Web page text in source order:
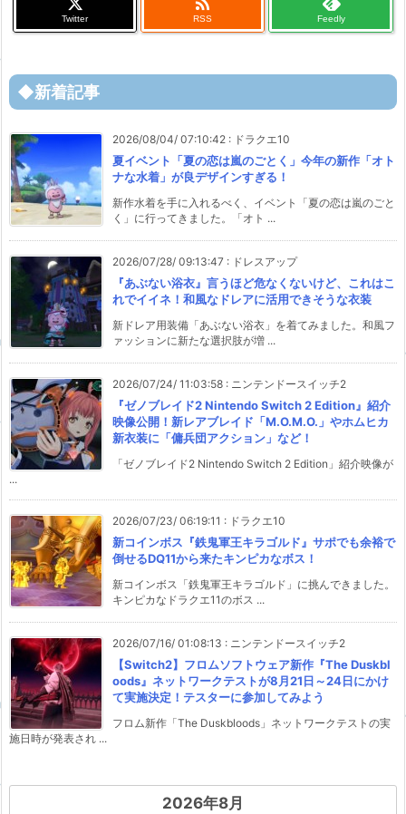
Twitter RSS Feedly
◆新着記事
2026/08/04/ 07:10:42 : ドラクエ10
夏イベント「夏の恋は嵐のごとく」今年の新作「オト
ナな水着」が良デザインすぎる！
新作水着を手に入れるべく、イベント「夏の恋は嵐のごと
く」に行ってきました。「オト ...
2026/07/28/ 09:13:47 : ドレスアップ
『あぶない浴衣』言うほど危なくないけど、これはこ
れでイイネ！和風なドレアに活用できそうな衣装
新ドレア用装備「あぶない浴衣」を着てみました。和風フ
ァッションに新たな選択肢が増 ...
2026/07/24/ 11:03:58 : ニンテンドースイッチ2
『ゼノブレイド2 Nintendo Switch 2 Edition』紹介
映像公開！新レアブレイド「M.O.M.O.」やホムヒカ
新衣装に「傭兵団アクション」など！
「ゼノブレイド2 Nintendo Switch 2 Edition」紹介映像が
...
2026/07/23/ 06:19:11 : ドラクエ10
新コインボス『鉄鬼軍王キラゴルド』サポでも余裕で
倒せるDQ11から来たキンピカなボス！
新コインボス「鉄鬼軍王キラゴルド」に挑んできました。
キンピカなドラクエ11のボス ...
2026/07/16/ 01:08:13 : ニンテンドースイッチ2
【Switch2】フロムソフトウェア新作『The Duskbl
oods』ネットワークテストが8月21日～24日にかけ
て実施決定！テスターに参加してみよう
フロム新作「The Duskbloods」ネットワークテストの実
施日時が発表され ...
2026年8月